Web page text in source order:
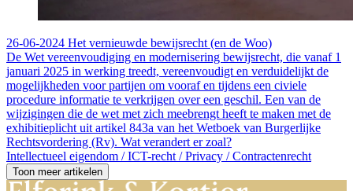
26-06-2024 Het vernieuwde bewijsrecht (en de Woo)
De Wet vereenvoudiging en modernisering bewijsrecht, die vanaf 1
januari 2025 in werking treedt, vereenvoudigt en verduidelijkt de
mogelijkheden voor partijen om vooraf en tijdens een civiele
procedure informatie te verkrijgen over een geschil. Een van de
wijzigingen die de wet met zich meebrengt heeft te maken met de
exhibitieplicht uit artikel 843a van het Wetboek van Burgerlijke
Rechtsvordering (Rv). Wat verandert er zoal?
Intellectueel eigendom /ICT-recht /Privacy /Contractenrecht
Toon meer artikelen